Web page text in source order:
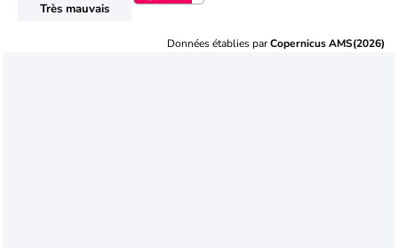
Très mauvais
Données établies parCopernicus AMS(2026)